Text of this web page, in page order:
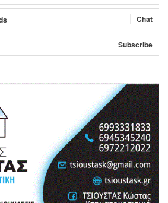
Chat
Subscribe